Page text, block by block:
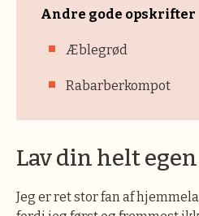
Andre gode opskrifter
Æblegrød
Rabarberkompot
Lav din helt
Jeg er ret stor fan af